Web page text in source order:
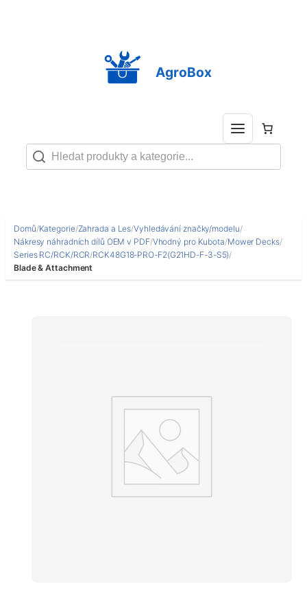
AgroBox
Domů/Kategorie/Zahrada a Les/Vyhledávání značky/modelu/
Nákresy náhradních dílů OEM v PDF/Vhodný pro Kubota/Mower Decks/
Series RC/RCK/RCR/RCK48G18-PRO-F2(G21HD-F-3-S5)/
Blade & Attachment